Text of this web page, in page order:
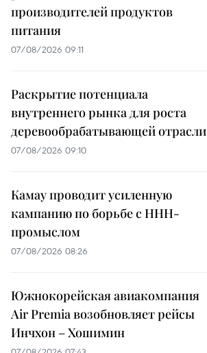
производителей продуктов
питания
07/08/2026 09:11
Раскрытие потенциала
внутреннего рынка для роста
деревообрабатывающей отрасли
07/08/2026 09:10
Камау проводит усиленную
кампанию по борьбе с ННН-
промыслом
07/08/2026 08:26
Южнокорейская авиакомпания
Air Premia возобновляет рейсы
Инчхон – Хошимин